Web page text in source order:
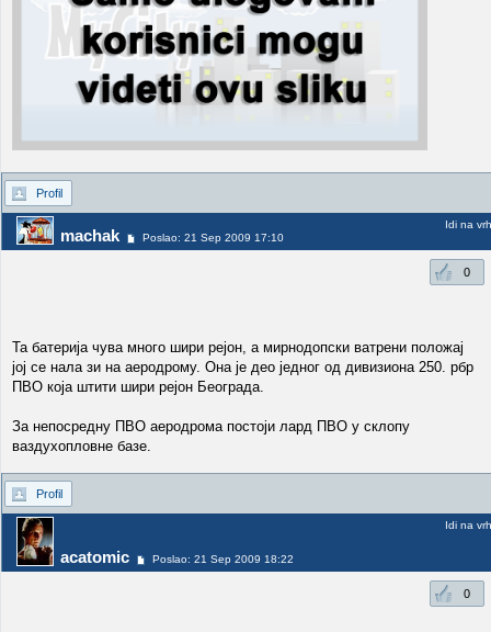
Profil
machak Poslao: 21 Sep 2009 17:10
Idi na vrh
0
Та батерија чува много шири рејон, а мирнодопски ватрени положај
јој се нала зи на аеродрому. Она је део једног од дивизиона 250. рбр
ПВО која штити шири рејон Београда.
За непосредну ПВО аеродрома постоји лард ПВО у склопу
ваздухопловне базе.
Profil
acatomic Poslao: 21 Sep 2009 18:22
Idi na vrh
0